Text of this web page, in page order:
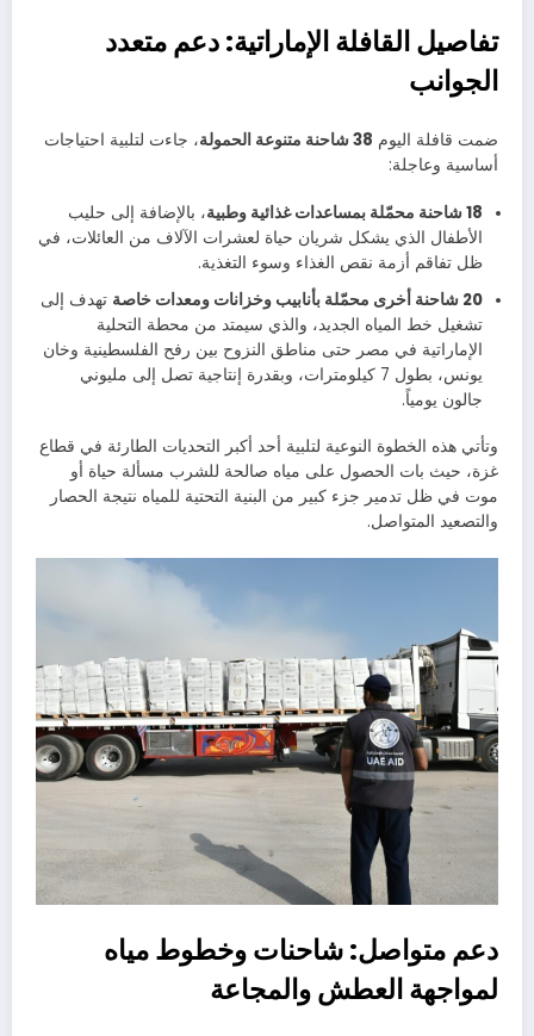
تفاصيل القافلة الإماراتية: دعم متعدد
الجوانب
ضمت قافلة اليوم 38 شاحنة متنوعة الحمولة
، جاءت لتلبية احتياجات
أساسية وعاجلة:
18 شاحنة محمّلة بمساعدات غذائية وطبية
، بالإضافة إلى حليب
الأطفال الذي يشكل شريان حياة لعشرات الآلاف من العائلات، في
ظل تفاقم أزمة نقص الغذاء وسوء التغذية.
20 شاحنة أخرى محمّلة بأنابيب وخزانات ومعدات خاصة
تهدف إلى
تشغيل خط المياه الجديد، والذي سيمتد من محطة التحلية
الإماراتية في مصر حتى مناطق النزوح بين رفح الفلسطينية وخان
يونس، بطول 7 كيلومترات، وبقدرة إنتاجية تصل إلى مليوني
جالون يومياً.
وتأتي هذه الخطوة النوعية لتلبية أحد أكبر التحديات الطارئة في قطاع
غزة، حيث بات الحصول على مياه صالحة للشرب مسألة حياة أو
موت في ظل تدمير جزء كبير من البنية التحتية للمياه نتيجة الحصار
والتصعيد المتواصل.
دعم متواصل: شاحنات وخطوط مياه
لمواجهة العطش والمجاعة